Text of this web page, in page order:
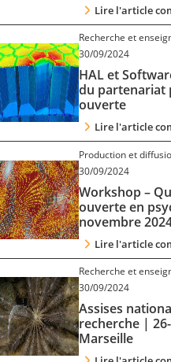
Lire l'article
Recherche et
30/09/2024
HAL et
du partenariat
ouverte
Lire l'article
Production et
30/09/2024
Workshop –
ouverte en
novembre
Lire l'article
Recherche et
30/09/2024
Assises
recherche |
Marseille